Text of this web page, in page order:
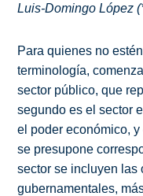
Luis-Domingo López
Para quienes no
terminología,
sector público, que
segundo es el sector
el poder económico,
se presupone
sector se incluyen las
gubernamentales,